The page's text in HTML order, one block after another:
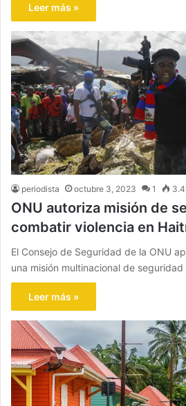
Leer más »
periodista octubre 3, 2023 1
ONU autoriza misión de
combatir violencia en
El Consejo de Seguridad de la ONU
una misión multinacional de
Leer más »